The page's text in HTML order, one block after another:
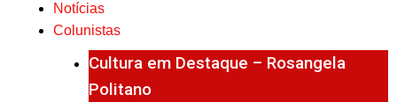
Notícias
Colunistas
Cultura em Destaque – Rosangela
Politano